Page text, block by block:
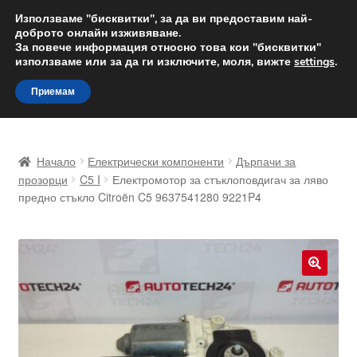
ДОСТАВКА от 12 лв.
Доставка по целия свят
Skip
to
navigation
Skip
to
content
Доставка по целия свят
Начало Електрически компоненти
Дърпачи за
прозорци
C5 I
Електромотор за стъклоповдигач за ляво
предно стъкло Citroën C5 9637541280 9221P4
🔍
Използваме "бисквитки", за да ви предоставим най-
доброто онлайн изживяване.
За повече информация относно това кои "бисквитки"
използваме или за да ги изключите, моля, вижте settings.
Приемам